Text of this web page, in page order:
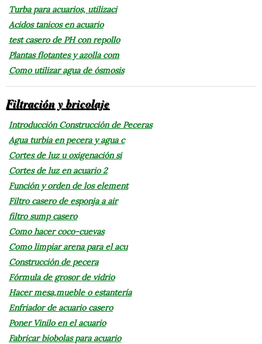
Turba para acuarios, utilizaci
Acidos tanicos en acuario
test casero de PH con repollo
Plantas flotantes y azolla com
Como utilizar agua de ósmosis
Filtración y bricolaje
Introducción Construcción de Peceras
Agua turbia en pecera y agua c
Cortes de luz u oxigenación si
Cortes de luz en acuario 2
Función y orden de los element
Filtro casero de esponja a air
filtro sump casero
Como hacer coco-cuevas
Como limpiar arena para el acu
Construcción de pecera
Fórmula de grosor de vidrio
Hacer mesa,mueble o estantería
Enfriador de acuario casero
Poner Vinilo en el acuario
Fabricar biobolas para acuario